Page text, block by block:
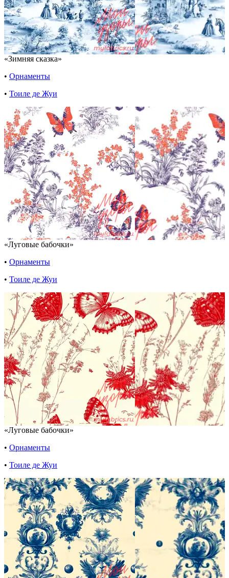
«Зимняя сказка»
• Орнаменты
• Тоиле де Жуи
«Луговые бабочки»
• Орнаменты
• Тоиле де Жуи
«Луговые бабочки»
• Орнаменты
• Тоиле де Жуи